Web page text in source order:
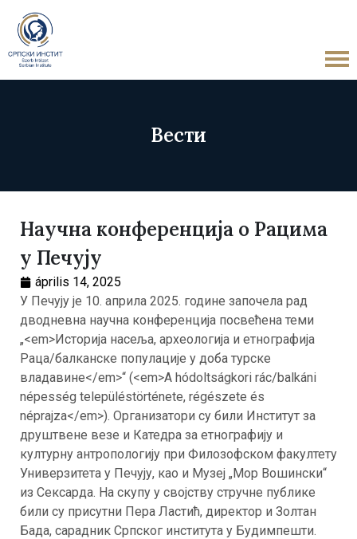
Вести
Научна конференција о Рацима
у Печују
április 14, 2025
У Печују је 10. априла 2025. године започела рад
дводневна научна конференција посвећена теми
„<em>Историја насеља, археологија и етнографија
Раца/балканске популације у доба турске
владавине</em>“ (<em>A hódoltságkori rác/balkáni
népesség településtörténete, régészete és
néprajza</em>). Организатори су били Институт за
друштвене везе и Катедра за етнографију и
културну антропологију при Филозофском факултету
Универзитета у Печују, као и Музеј „Мор Вошински“
из Сексарда. На скупу у својству стручне публике
били су присутни Пера Ластић, директор и Золтан
Бада, сарадник Српског института у Будимпешти.